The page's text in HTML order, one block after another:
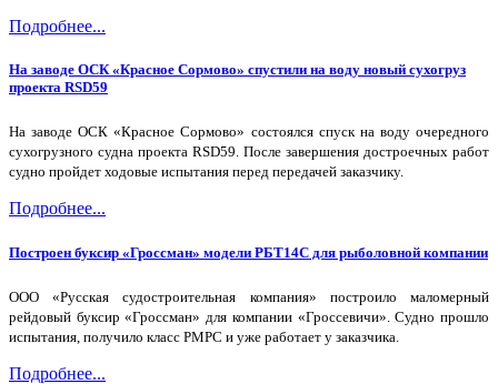
Подробнее...
На заводе ОСК «Красное Сормово» спустили на воду новый сухогруз
проекта RSD59
На заводе ОСК «Красное Сормово» состоялся спуск на воду очередного
сухогрузного судна проекта RSD59. После завершения достроечных работ
судно пройдет ходовые испытания перед передачей заказчику.
Подробнее...
Построен буксир «Гроссман» модели РБТ14С для рыболовной компании
ООО «Русская судостроительная компания» построило маломерный
рейдовый буксир «Гроссман» для компании «Гроссевичи». Судно прошло
испытания, получило класс РМРС и уже работает у заказчика.
Подробнее...